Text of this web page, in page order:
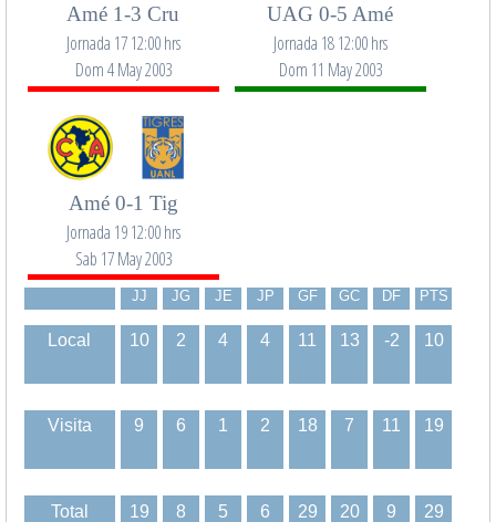
Amé 1-3 Cru
Jornada 17 12:00 hrs
Dom 4 May 2003
UAG 0-5 Amé
Jornada 18 12:00 hrs
Dom 11 May 2003
Amé 0-1 Tig
Jornada 19 12:00 hrs
Sab 17 May 2003
JJ JG JE JP GF GC DF PTS
Local 10 2 4 4 11 13 -2 10
Visita 9 6 1 2 18 7 11 19
Total 19 8 5 6 29 20 9 29